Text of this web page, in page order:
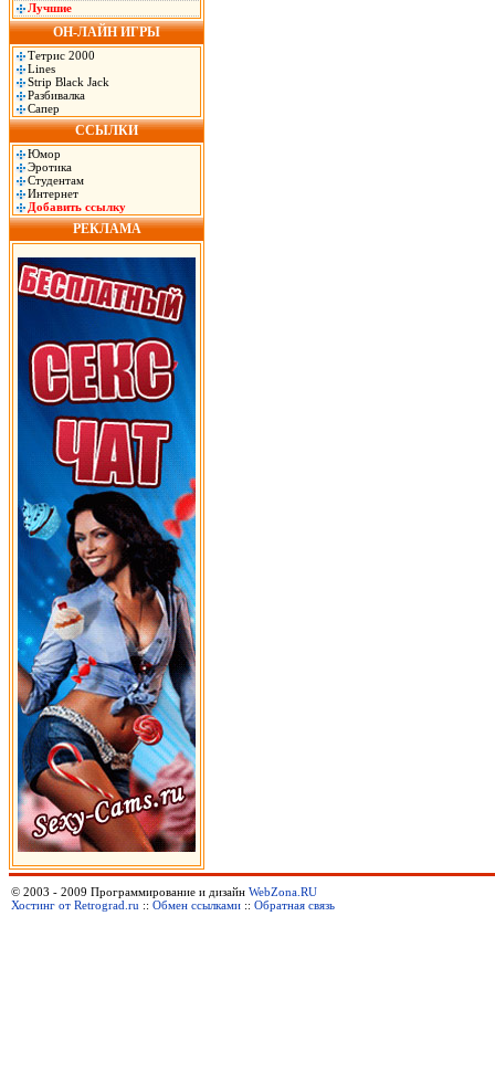
Лучшие
ОН-ЛАЙН ИГРЫ
Тетрис 2000
Lines
Strip Black Jack
Разбивалка
Сапер
ССЫЛКИ
Юмор
Эротика
Студентам
Интернет
Добавить ссылку
РЕКЛАМА
© 2003 - 2009 Программирование и дизайн WebZona.RU
Хостинг от Retrograd.ru :: Обмен ссылками :: Обратная связь